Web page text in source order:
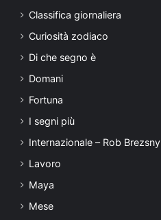
Classifica giornaliera
Curiosità zodiaco
Di che segno è
Domani
Fortuna
I segni più
Internazionale – Rob Brezsny
Lavoro
Maya
Mese